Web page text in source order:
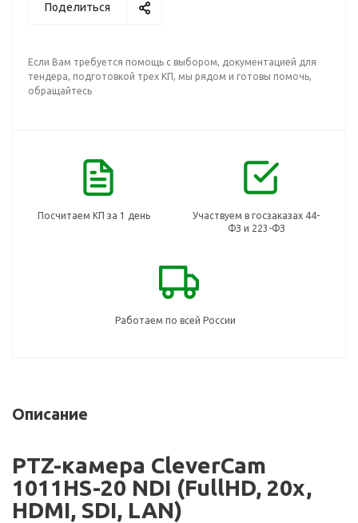
Поделиться
Если Вам требуется помощь с выбором, документацией для
тендера, подготовкой трех КП, мы рядом и готовы помочь,
обращайтесь
Посчитаем КП за 1 день
Участвуем в госзаказах 44-
ФЗ и 223-ФЗ
Работаем по всей России
Описание
PTZ-камера CleverCam
1011HS-20 NDI (FullHD, 20x,
HDMI, SDI, LAN)